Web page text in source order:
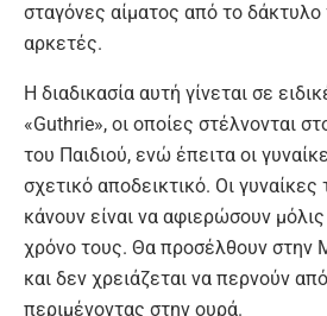
σταγόνες αίματος από το δάκτυλο
αρκετές.
Η διαδικασία αυτή γίνεται σε
«Guthrie», οι οποίες στέλνονται
του Παιδιού, ενώ έπειτα οι
σχετικό αποδεικτικό. Οι
κάνουν είναι να αφιερώσουν
χρόνο τους. Θα προσέλθουν στην
και δεν χρειάζεται να περνούν
περιμένοντας στην ουρά.